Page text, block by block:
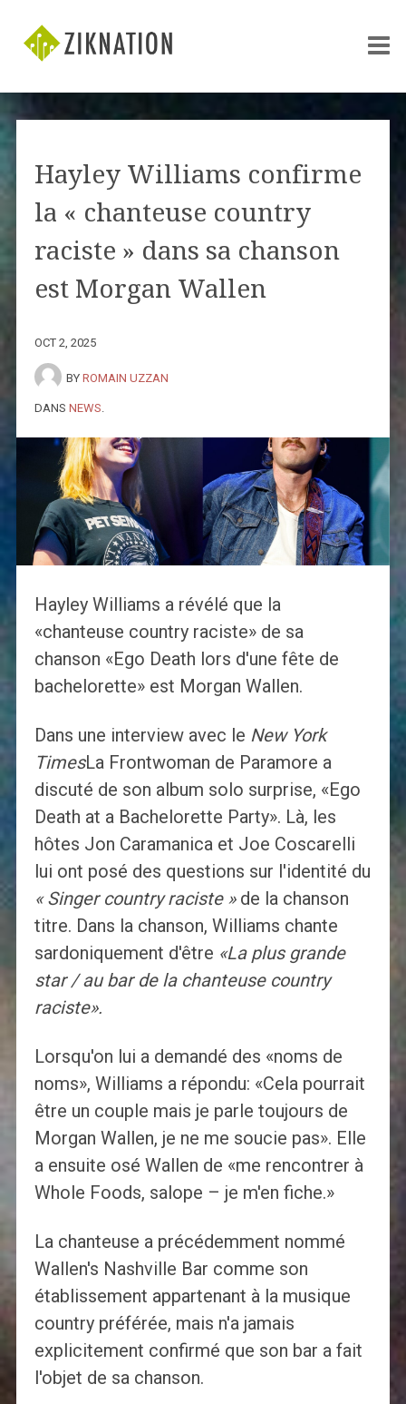
Hayley Williams confirme
la « chanteuse country
raciste » dans sa chanson
est Morgan Wallen
OCT 2, 2025
BY ROMAIN UZZAN
DANS NEWS
Hayley Williams a révélé que la
«chanteuse country raciste» de sa
chanson «Ego Death lors d'une fête de
bachelorette» est Morgan Wallen.
Dans une interview avec le New York
TimesLa Frontwoman de Paramore a
discuté de son album solo surprise, «Ego
Death at a Bachelorette Party». Là, les
hôtes Jon Caramanica et Joe Coscarelli
lui ont posé des questions sur l'identité du
« Singer country raciste »de la chanson
titre. Dans la chanson, Williams chante
sardoniquement d'être «La plus grande
star / au bar de la chanteuse country
raciste».
Lorsqu'on lui a demandé des «noms de
noms», Williams a répondu: «Cela pourrait
être un couple mais je parle toujours de
Morgan Wallen, je ne me soucie pas». Elle
a ensuite osé Wallen de «me rencontrer à
Whole Foods, salope – je m'en fiche.»
La chanteuse a précédemment nommé
Wallen's Nashville Bar comme son
établissement appartenant à la musique
country préférée, mais n'a jamais
explicitement confirmé que son bar a fait
l'objet de sa chanson.